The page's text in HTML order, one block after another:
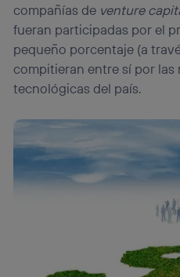
compañías de venture
fueran participadas por el
pequeño porcentaje (a
compitieran entre sí por las
tecnológicas del país.